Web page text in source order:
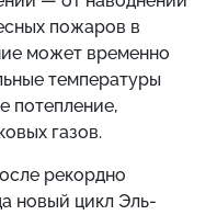
пожаров в
может временно
температуры
потепление,
газов.
рекордно
новый цикл Эль-